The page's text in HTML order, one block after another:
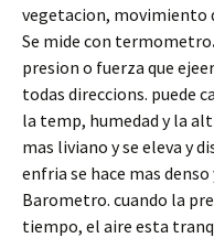
vegetacion, movimiento
Se mide con termometro
presion o fuerza que
todas direccions. puede
la temp, humedad y la
mas liviano y se eleva y
enfria se hace mas denso
Barometro. cuando la
tiempo, el aire esta